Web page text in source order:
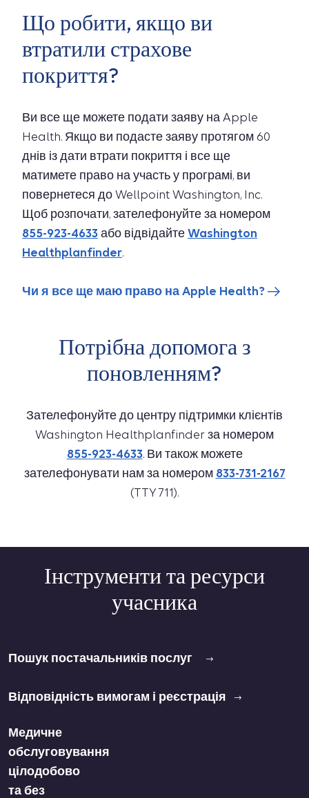
Що робити, якщо ви
втратили страхове
покриття?
Ви все ще можете подати заяву на Apple
Health. Якщо ви подасте заяву протягом 60
днів із дати втрати покриття і все ще
матимете право на участь у програмі, ви
повернетеся до Wellpoint Washington, Inc.
Щоб розпочати, зателефонуйте за номером
855-923-4633 або відвідайте Washington
Healthplanfinder.
Чи я все ще маю право на Apple Health?
Потрібна допомога з
поновленням?
Зателефонуйте до центру підтримки клієнтів
Washington Healthplanfinder за номером
855-923-4633. Ви також можете
зателефонувати нам за номером 833-731-2167
(TTY 711).
Інструменти та ресурси
учасника
Пошук постачальників послуг
Відповідність вимогам і реєстрація
Медичне
обслуговування
цілодобово
та без